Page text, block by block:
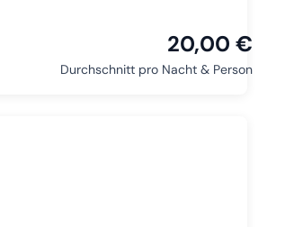
20,00 €
Durchschnitt pro Nacht & Person